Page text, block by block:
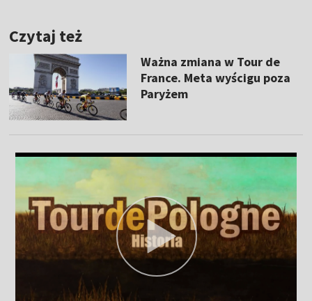
Czytaj też
Ważna zmiana w Tour de
France. Meta wyścigu poza
Paryżem